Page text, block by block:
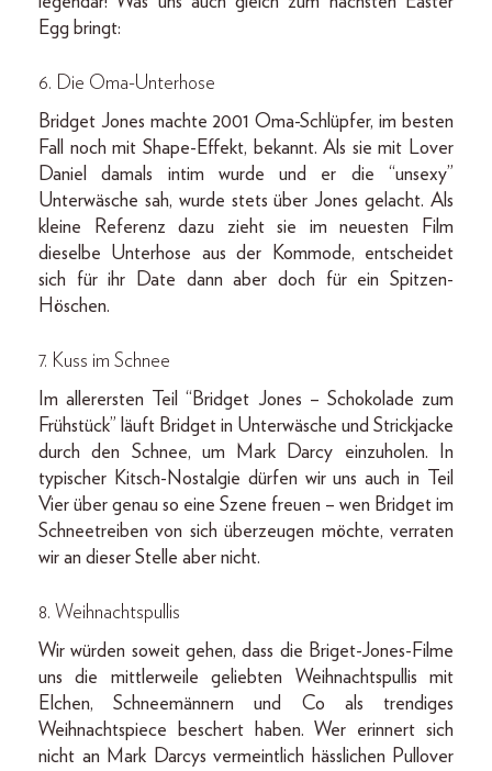
Egg bringt:
6. Die Oma-Unterhose
Bridget Jones machte 2001 Oma-Schlüpfer, im besten
Fall noch mit Shape-Effekt, bekannt. Als sie mit Lover
Daniel damals intim wurde und er die “unsexy”
Unterwäsche sah, wurde stets über Jones gelacht. Als
kleine Referenz dazu zieht sie im neuesten Film
dieselbe Unterhose aus der Kommode, entscheidet
sich für ihr Date dann aber doch für ein Spitzen-
Höschen.
7. Kuss im Schnee
Im allerersten Teil “Bridget Jones – Schokolade zum
Frühstück” läuft Bridget in Unterwäsche und Strickjacke
durch den Schnee, um Mark Darcy einzuholen. In
typischer Kitsch-Nostalgie dürfen wir uns auch in Teil
Vier über genau so eine Szene freuen – wen Bridget im
Schneetreiben von sich überzeugen möchte, verraten
wir an dieser Stelle aber nicht.
8. Weihnachtspullis
Wir würden soweit gehen, dass die Briget-Jones-Filme
uns die mittlerweile geliebten Weihnachtspullis mit
Elchen, Schneemännern und Co als trendiges
Weihnachtspiece beschert haben. Wer erinnert sich
nicht an Mark Darcys vermeintlich hässlichen Pullover